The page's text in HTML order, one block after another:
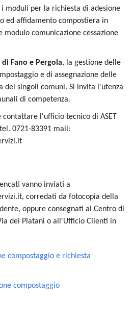
moduli per la richiesta di adesione
ed affidamento compostiera in
comunicazione cessazione
Fano e Pergola, la gestione delle
e di assegnazione delle
dei singoli comuni. Si invita l'utenza
di competenza.
contattare l'ufficio tecnico di ASET
0721-83391 mail:
vanno inviati a
corredati da fotocopia della
oppure consegnati al Centro di
dei Platani o all'Ufficio Clienti in
compostaggio e richiesta
compostaggio